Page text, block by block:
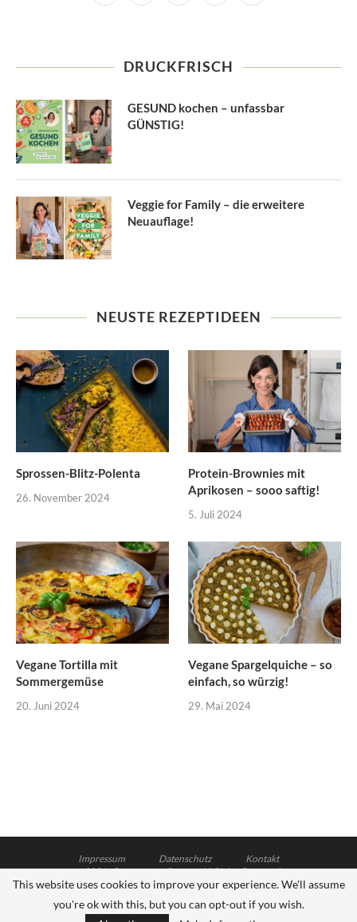
DRUCKFRISCH
GESUND kochen – unfassbar
GÜNSTIG!
Veggie for Family – die erweitere
Neuauflage!
NEUSTE REZEPTIDEEN
Sprossen-Blitz-Polenta
26. November 2024
Protein-Brownies mit
Aprikosen – sooo saftig!
5. Juli 2024
Vegane Tortilla mit
Sommergemüse
20. Juni 2024
Vegane Spargelquiche – so
einfach, so würzig!
29. Mai 2024
Impressum Datenschutz
Kontakt
@2021 - Dagmar von Cramm. All Rights Reserved.
Soledad Theme - Designed and Developed by Hubertus Stock
This website uses cookies to improve your experience. We'll assume
you're ok with this, but you can opt-out if you wish.